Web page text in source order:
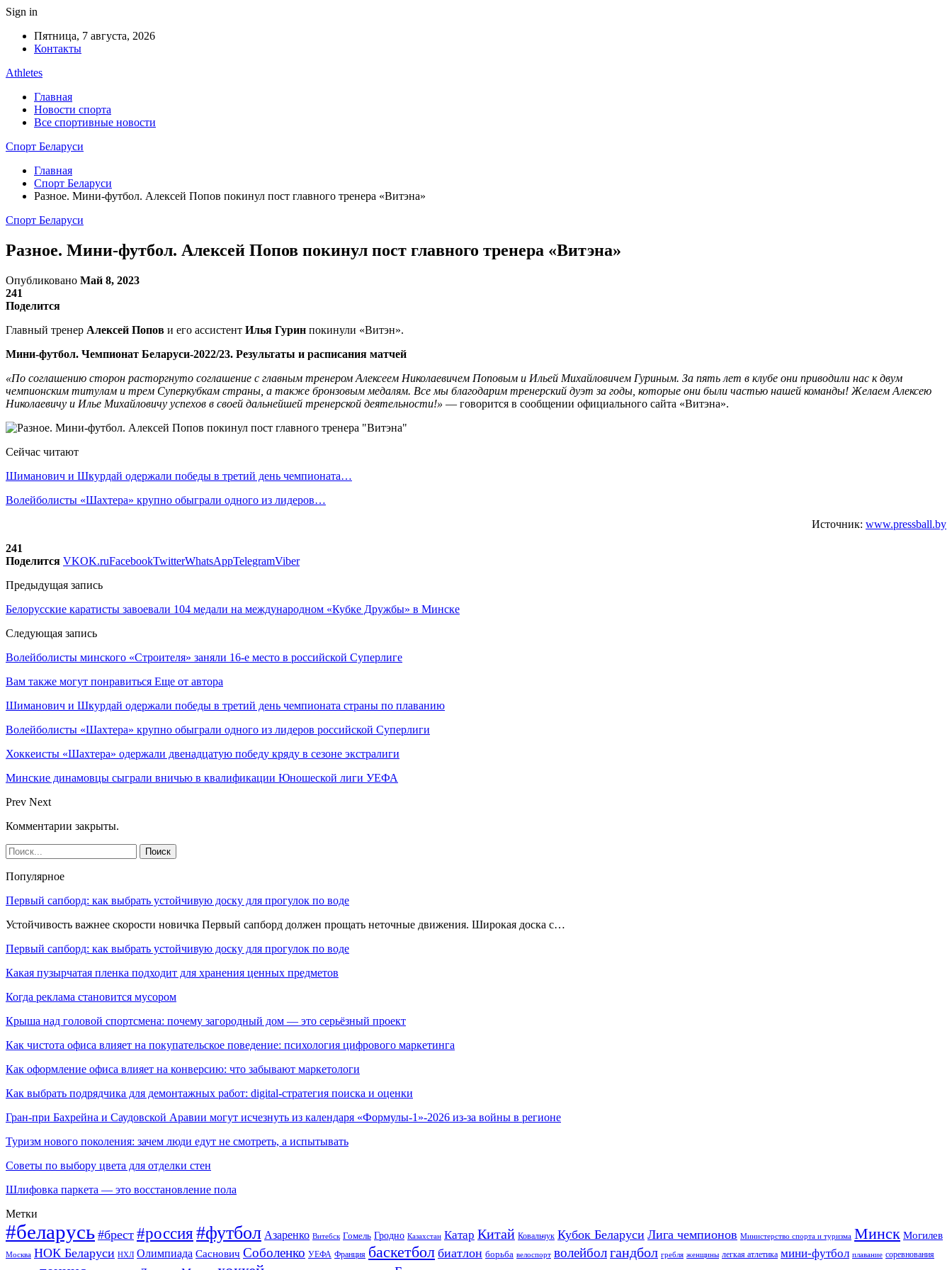
Sign in
Пятница, 7 августа, 2026
Контакты
Athletes
Главная
Новости спорта
Все спортивные новости
Спорт Беларуси
Главная
Спорт Беларуси
Разное. Мини-футбол. Алексей Попов покинул пост главного тренера «Витэна»
Спорт Беларуси
Разное. Мини-футбол. Алексей Попов покинул пост главного тренера «Витэна»
Опубликовано Май 8, 2023
241
Поделится
Главный тренер Алексей Попов и его ассистент Илья Гурин покинули «Витэн».
Мини-футбол. Чемпионат Беларуси-2022/23. Результаты и расписания матчей
«По соглашению сторон расторгнуто соглашение с главным тренером Алексеем Николаевичем Поповым и Ильей Михайловичем Гуриным. За пять лет в клубе они приводили нас к двум
чемпионским титулам и трем Суперкубкам страны, а также бронзовым медалям. Все мы благодарим тренерский дуэт за годы, которые они были частью нашей команды! Желаем Алексею
Николаевичу и Илье Михайловичу успехов в своей дальнейшей тренерской деятельности!» — говорится в сообщении официального сайта «Витэна».
Сейчас читают
Шиманович и Шкурдай одержали победы в третий день чемпионата…
Волейболисты «Шахтера» крупно обыграли одного из лидеров…
Источник: www.pressball.by
241
Поделится VKOK.ruFacebookTwitterWhatsAppTelegramViber
Предыдущая запись
Белорусские каратисты завоевали 104 медали на международном «Кубке Дружбы» в Минске
Следующая запись
Волейболисты минского «Строителя» заняли 16-е место в российской Суперлиге
Вам также могут понравиться Еще от автора
Шиманович и Шкурдай одержали победы в третий день чемпионата страны по плаванию
Волейболисты «Шахтера» крупно обыграли одного из лидеров российской Суперлиги
Хоккеисты «Шахтера» одержали двенадцатую победу кряду в сезоне экстралиги
Минские динамовцы сыграли вничью в квалификации Юношеской лиги УЕФА
Prev Next
Комментарии закрыты.
Популярное
Первый сапборд: как выбрать устойчивую доску для прогулок по воде
Устойчивость важнее скорости новичка Первый сапборд должен прощать неточные движения. Широкая доска с…
Первый сапборд: как выбрать устойчивую доску для прогулок по воде
Какая пузырчатая пленка подходит для хранения ценных предметов
Когда реклама становится мусором
Крыша над головой спортсмена: почему загородный дом — это серьёзный проект
Как чистота офиса влияет на покупательское поведение: психология цифрового маркетинга
Как оформление офиса влияет на конверсию: что забывают маркетологи
Как выбрать подрядчика для демонтажных работ: digital-стратегия поиска и оценки
Гран-при Бахрейна и Саудовской Аравии могут исчезнуть из календаря «Формулы-1»-2026 из-за войны в регионе
Туризм нового поколения: зачем люди едут не смотреть, а испытывать
Советы по выбору цвета для отделки стен
Шлифовка паркета — это восстановление пола
Метки
#беларусь #брест #россия#футбол Азаренко Витебск Гомель Гродно Казахстан Катар Китай Ковальчук Кубок Беларуси Лига чемпионов Министерство спорта и туризма Минск Могилев
Москва НОК Беларуси НХЛ Олимпиада Саснович Соболенко УЕФА Франция баскетбол биатлон борьба велоспорт волейболгандбол гребля женщины легкая атлетика мини-футбол плавание соревнования